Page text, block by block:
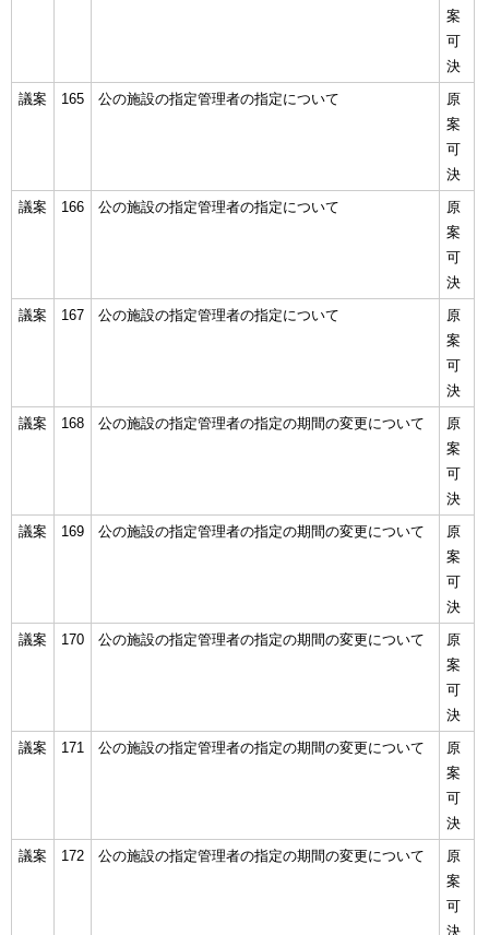
案
可
決
議案
165 公の施設の指定管理者の指定について
原
案
可
決
議案
166 公の施設の指定管理者の指定について
原
案
可
決
議案
167 公の施設の指定管理者の指定について
原
案
可
決
議案
168 公の施設の指定管理者の指定の期間の変更について
原
案
可
決
議案
169 公の施設の指定管理者の指定の期間の変更について
原
案
可
決
議案
170 公の施設の指定管理者の指定の期間の変更について
原
案
可
決
議案
171 公の施設の指定管理者の指定の期間の変更について
原
案
可
決
議案
172 公の施設の指定管理者の指定の期間の変更について
原
案
可
決